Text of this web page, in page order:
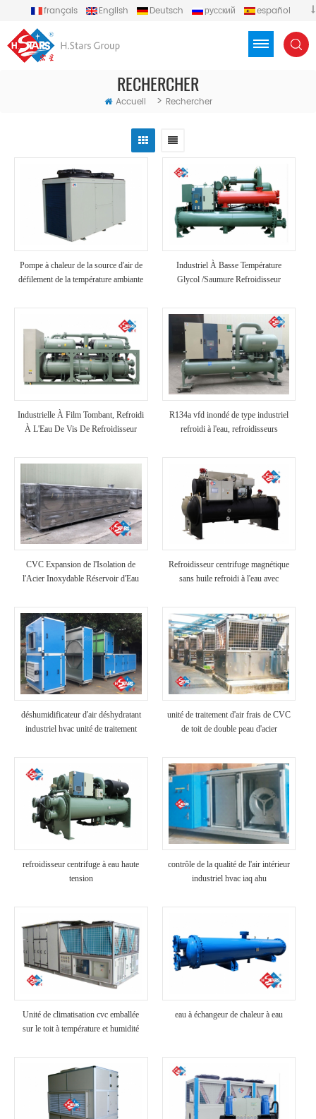
français English Deutsch русский
español
RECHERCHER
Accueil > Rechercher
Pompe à chaleur de la source d'air de
défilement de la température ambiante
Industriel À Basse Température
Glycol /Saumure Refroidisseur
Industrielle À Film Tombant, Refroidi
À L'Eau De Vis De Refroidisseur
R134a vfd inondé de type industriel
refroidi à l'eau, refroidisseurs
CVC Expansion de l'Isolation de
l'Acier Inoxydable Réservoir d'Eau
Refroidisseur centrifuge magnétique
sans huile refroidi à l'eau avec
déshumidificateur d'air déshydratant
industriel hvac unité de traitement
unité de traitement d'air frais de CVC
de toit de double peau d'acier
refroidisseur centrifuge à eau haute
tension
contrôle de la qualité de l'air intérieur
industriel hvac iaq ahu
Unité de climatisation cvc emballée
sur le toit à température et humidité
eau à échangeur de chaleur à eau